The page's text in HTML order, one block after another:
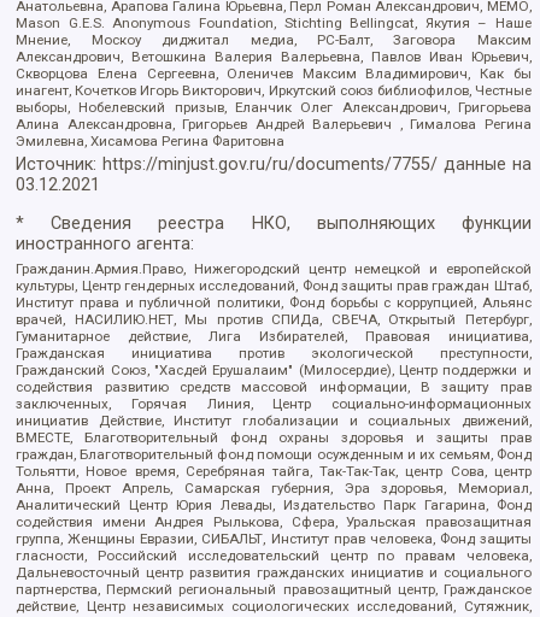
Анатольевна, Арапова Галина Юрьевна, Перл Роман Александрович, МЕМО,
Mason G.E.S. Anonymous Foundation, Stichting Bellingcat, Якутия – Наше
Мнение, Москоу диджитал медиа, РС-Балт, Заговора Максим
Александрович, Ветошкина Валерия Валерьевна, Павлов Иван Юрьевич,
Скворцова Елена Сергеевна, Оленичев Максим Владимирович, Как бы
инагент, Кочетков Игорь Викторович, Иркутский союз библиофилов, Честные
выборы, Нобелевский призыв, Еланчик Олег Александрович, Григорьева
Алина Александровна, Григорьев Андрей Валерьевич , Гималова Регина
Эмилевна, Хисамова Регина Фаритовна
Источник: https://minjust.gov.ru/ru/documents/7755/ данные на
03.12.2021
* Сведения реестра НКО, выполняющих функции
иностранного агента:
Гражданин.Армия.Право, Нижегородский центр немецкой и европейской
культуры, Центр гендерных исследований, Фонд защиты прав граждан Штаб,
Институт права и публичной политики, Фонд борьбы с коррупцией, Альянс
врачей, НАСИЛИЮ.НЕТ, Мы против СПИДа, СВЕЧА, Открытый Петербург,
Гуманитарное действие, Лига Избирателей, Правовая инициатива,
Гражданская инициатива против экологической преступности,
Гражданский Союз, "Хасдей Ерушалаим" (Милосердие), Центр поддержки и
содействия развитию средств массовой информации, В защиту прав
заключенных, Горячая Линия, Центр социально-информационных
инициатив Действие, Институт глобализации и социальных движений,
ВМЕСТЕ, Благотворительный фонд охраны здоровья и защиты прав
граждан, Благотворительный фонд помощи осужденным и их семьям, Фонд
Тольятти, Новое время, Серебряная тайга, Так-Так-Так, центр Сова, центр
Анна, Проект Апрель, Самарская губерния, Эра здоровья, Мемориал,
Аналитический Центр Юрия Левады, Издательство Парк Гагарина, Фонд
содействия имени Андрея Рылькова, Сфера, Уральская правозащитная
группа, Женщины Евразии, СИБАЛЬТ, Институт прав человека, Фонд защиты
гласности, Российский исследовательский центр по правам человека,
Дальневосточный центр развития гражданских инициатив и социального
партнерства, Пермский региональный правозащитный центр, Гражданское
действие, Центр независимых социологических исследований, Сутяжник,